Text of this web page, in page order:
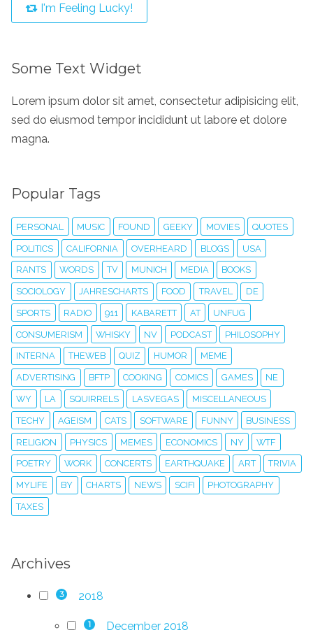
I'm Feeling Lucky!
Some Text Widget
Lorem ipsum dolor sit amet, consectetur adipisicing elit,
sed do eiusmod tempor incididunt ut labore et dolore
magna.
Popular Tags
PERSONAL MUSIC FOUND GEEKY MOVIES QUOTES
POLITICS CALIFORNIA OVERHEARD BLOGS USA
RANTS WORDS TV MUNICH MEDIA BOOKS
SOCIOLOGY JAHRESCHARTS FOOD TRAVEL DE
SPORTS RADIO 911 KABARETT AT UNFUG
CONSUMERISM WHISKY NV PODCAST PHILOSOPHY
INTERNA THEWEB QUIZ HUMOR MEME
ADVERTISING BFTP COOKING COMICS GAMES NE
WY LA SQUIRRELS LASVEGAS MISCELLANEOUS
TECHY AGEISM CATS SOFTWARE FUNNY BUSINESS
RELIGION PHYSICS MEMES ECONOMICS NY WTF
POETRY WORK CONCERTS EARTHQUAKE ART TRIVIA
MYLIFE BY CHARTS NEWS SCIFI PHOTOGRAPHY
TAXES
Archives
3 2018
1 December 2018